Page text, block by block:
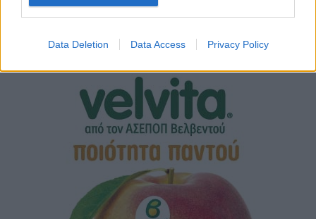
Data Deletion Data Access Privacy Policy